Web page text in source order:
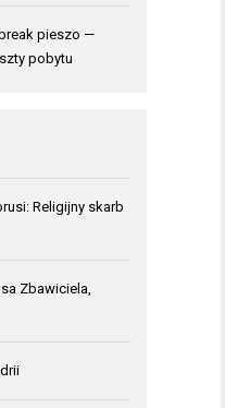
pieszo —
pobytu
Religijny skarb
Zbawiciela,